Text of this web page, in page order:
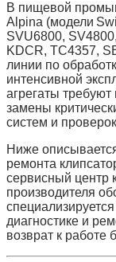
В пищевой
Alpina (модели
SVU6800,
KDCR, TC4357,
линии по
интенсивной
агрегаты требуют
замены
систем и
Ниже
ремонта
сервисный
производителя
диагностике и
возврат к работе